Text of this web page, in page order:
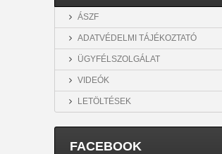
ÁSZF
ADATVÉDELMI TÁJÉKOZTATÓ
ÜGYFÉLSZOLGÁLAT
VIDEÓK
LETÖLTÉSEK
FACEBOOK